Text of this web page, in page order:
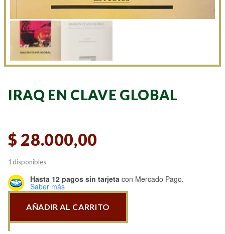
IRAQ EN CLAVE GLOBAL
$ 28.000,00
1 disponibles
Hasta 12 pagos sin tarjeta con Mercado Pago.
Saber más
En
AÑADIR AL CARRITO